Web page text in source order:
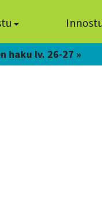
haku lv. 26-27 »